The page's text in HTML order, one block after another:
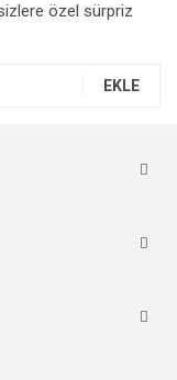
özel sürpriz
EKLE